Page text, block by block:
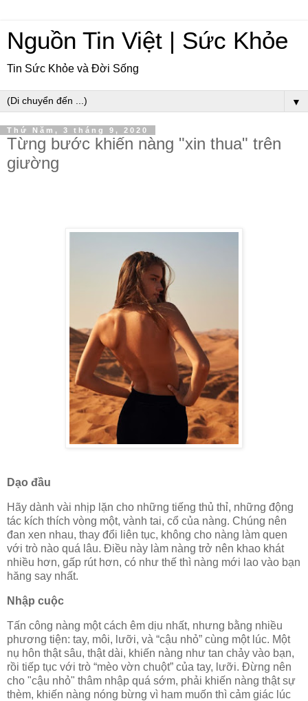
Nguồn Tin Việt | Sức Khỏe
Tin Sức Khỏe và Đời Sống
▼
Thứ Năm, 3 tháng 9, 2020
Từng bước khiến nàng "xin thua" trên
giường
Dạo đầu
Hãy dành vài nhịp lặn cho những tiếng thủ thỉ, những động
tác kích thích vòng một, vành tai, cổ của nàng. Chúng nên
đan xen nhau, thay đổi liên tục, không cho nàng làm quen
với trò nào quá lâu. Điều này làm nàng trở nên khao khát
nhiều hơn, gấp rút hơn, có như thế thì nàng mới lao vào bạn
hăng say nhất.
Nhập cuộc
Tấn công nàng một cách êm dịu nhất, nhưng bằng nhiều
phương tiện: tay, môi, lưỡi, và “cậu nhỏ” cùng một lúc. Một
nụ hôn thật sâu, thật dài, khiến nàng như tan chảy vào bạn,
rồi tiếp tục với trò “mèo vờn chuột” của tay, lưỡi. Đừng nên
cho "cậu nhỏ" thâm nhập quá sớm, phải khiến nàng thật sự
thèm, khiến nàng nóng bừng vì ham muốn thì cảm giác lúc